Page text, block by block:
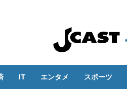
IT エンタメ スポーツ